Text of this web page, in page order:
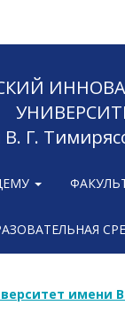
Г.
имени